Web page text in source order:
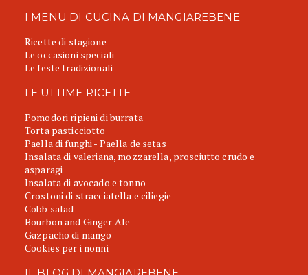
I MENU DI CUCINA DI MANGIAREBENE
Ricette di stagione
Le occasioni speciali
Le feste tradizionali
LE ULTIME RICETTE
Pomodori ripieni di burrata
Torta pasticciotto
Paella di funghi - Paella de setas
Insalata di valeriana, mozzarella, prosciutto crudo e
asparagi
Insalata di avocado e tonno
Crostoni di stracciatella e ciliegie
Cobb salad
Bourbon and Ginger Ale
Gazpacho di mango
Cookies per i nonni